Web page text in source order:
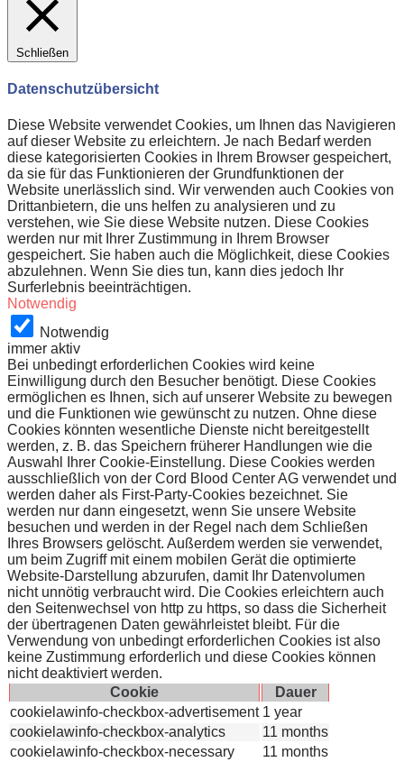
Schließen
Datenschutzübersicht
Diese Website verwendet Cookies, um Ihnen das Navigieren
auf dieser Website zu erleichtern. Je nach Bedarf werden
diese kategorisierten Cookies in Ihrem Browser gespeichert,
da sie für das Funktionieren der Grundfunktionen der
Website unerlässlich sind. Wir verwenden auch Cookies von
Drittanbietern, die uns helfen zu analysieren und zu
verstehen, wie Sie diese Website nutzen. Diese Cookies
werden nur mit Ihrer Zustimmung in Ihrem Browser
gespeichert. Sie haben auch die Möglichkeit, diese Cookies
abzulehnen. Wenn Sie dies tun, kann dies jedoch Ihr
Surferlebnis beeinträchtigen.
Notwendig
Notwendig
immer aktiv
Bei unbedingt erforderlichen Cookies wird keine
Einwilligung durch den Besucher benötigt. Diese Cookies
ermöglichen es Ihnen, sich auf unserer Website zu bewegen
und die Funktionen wie gewünscht zu nutzen. Ohne diese
Cookies könnten wesentliche Dienste nicht bereitgestellt
werden, z. B. das Speichern früherer Handlungen wie die
Auswahl Ihrer Cookie-Einstellung. Diese Cookies werden
ausschließlich von der Cord Blood Center AG verwendet und
werden daher als First-Party-Cookies bezeichnet. Sie
werden nur dann eingesetzt, wenn Sie unsere Website
besuchen und werden in der Regel nach dem Schließen
Ihres Browsers gelöscht. Außerdem werden sie verwendet,
um beim Zugriff mit einem mobilen Gerät die optimierte
Website-Darstellung abzurufen, damit Ihr Datenvolumen
nicht unnötig verbraucht wird. Die Cookies erleichtern auch
den Seitenwechsel von http zu https, so dass die Sicherheit
der übertragenen Daten gewährleistet bleibt. Für die
Verwendung von unbedingt erforderlichen Cookies ist also
keine Zustimmung erforderlich und diese Cookies können
nicht deaktiviert werden.
Cookie
Dauer
cookielawinfo-checkbox-advertisement 1 year
cookielawinfo-checkbox-analytics
11 months
cookielawinfo-checkbox-necessary
11 months